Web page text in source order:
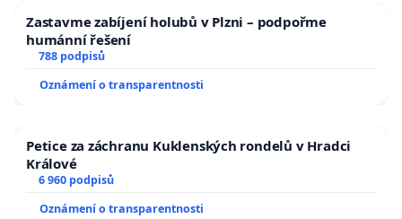
Zastavme zabíjení holubů v Plzni – podpořme
humánní řešení
788 podpisů
Oznámení o transparentnosti
Petice za záchranu Kuklenských rondelů v Hradci
Králové
6 960 podpisů
Oznámení o transparentnosti